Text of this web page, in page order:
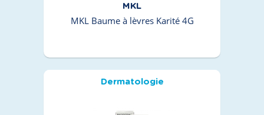
MKL
MKL Baume à lèvres Karité 4G
Dermatologie